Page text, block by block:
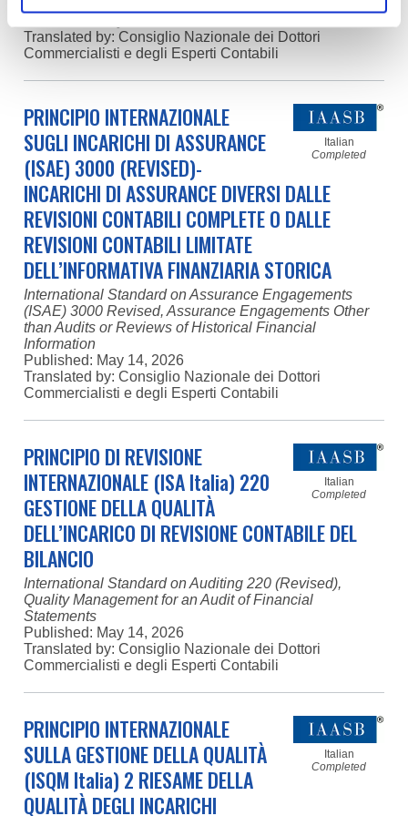
Translated by: Consiglio Nazionale dei Dottori
Commercialisti e degli Esperti Contabili
Italian
Completed
PRINCIPIO INTERNAZIONALE
SUGLI INCARICHI DI ASSURANCE
(ISAE) 3000 (REVISED)-
INCARICHI DI ASSURANCE DIVERSI DALLE
REVISIONI CONTABILI COMPLETE O DALLE
REVISIONI CONTABILI LIMITATE
DELL’INFORMATIVA FINANZIARIA STORICA
International Standard on Assurance Engagements
(ISAE) 3000 Revised, Assurance Engagements Other
than Audits or Reviews of Historical Financial
Information
Published: May 14, 2026
Translated by: Consiglio Nazionale dei Dottori
Commercialisti e degli Esperti Contabili
Italian
Completed
PRINCIPIO DI REVISIONE
INTERNAZIONALE (ISA Italia) 220
GESTIONE DELLA QUALITÀ
DELL’INCARICO DI REVISIONE CONTABILE DEL
BILANCIO
International Standard on Auditing 220 (Revised),
Quality Management for an Audit of Financial
Statements
Published: May 14, 2026
Translated by: Consiglio Nazionale dei Dottori
Commercialisti e degli Esperti Contabili
Italian
Completed
PRINCIPIO INTERNAZIONALE
SULLA GESTIONE DELLA QUALITÀ
(ISQM Italia) 2 RIESAME DELLA
QUALITÀ DEGLI INCARICHI